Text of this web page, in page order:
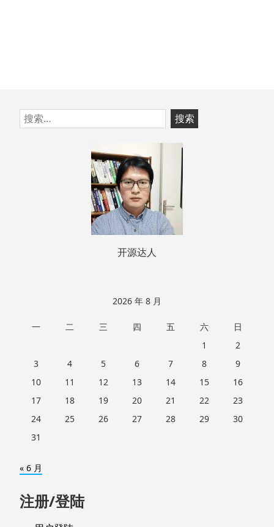
跳
至
搜
索：
开源达人
2026 年 8 月
一 二 三 四 五 六
日
1
2
3
4 5 6 7 8
9
10
11 12 13 14 15
16
17
18 19 20 21 22
23
24
25 26 27 28 29
30
31
« 6 月
注册/登陆